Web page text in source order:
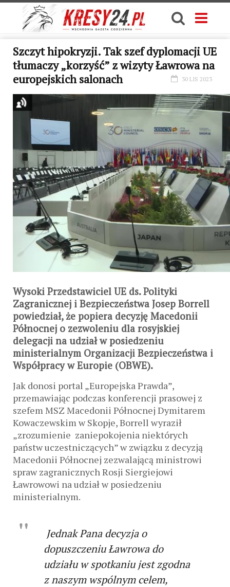
Szczyt hipokryzji. Tak szef dyplomacji UE
tłumaczy „korzyść” z wizyty Ławrowa na
europejskich salonach
30 LIS 2023
Wysoki Przedstawiciel UE ds. Polityki
Zagranicznej i Bezpieczeństwa Josep Borrell
powiedział, że popiera decyzję Macedonii
Północnej o zezwoleniu dla rosyjskiej
delegacji na udział w posiedzeniu
ministerialnym Organizacji Bezpieczeństwa i
Współpracy w Europie (OBWE).
Jak donosi portal „Europejska Prawda”,
przemawiając podczas konferencji prasowej z
szefem MSZ Macedonii Północnej Dymitarem
Kowaczewskim w Skopje, Borrell wyraził
„zrozumienie zaniepokojenia niektórych
państw uczestniczących” w związku z decyzją
Macedonii Północnej zezwalającą ministrowi
spraw zagranicznych Rosji Siergiejowi
Ławrowowi na udział w posiedzeniu
ministerialnym.
Jednak Pana decyzja o
dopuszczeniu Ławrowa do
udziału w spotkaniu jest zgodna
z naszym wspólnym celem,